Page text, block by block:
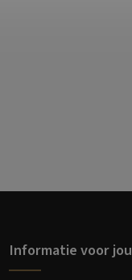
Informatie voor jou